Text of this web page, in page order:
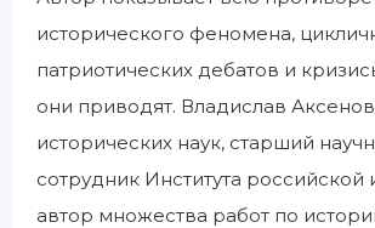
исторического феномена,
патриотических дебатов и
они приводят. Владислав
исторических наук, старший
сотрудник Института
автор множества работ по